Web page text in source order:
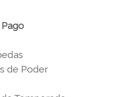
de Poder